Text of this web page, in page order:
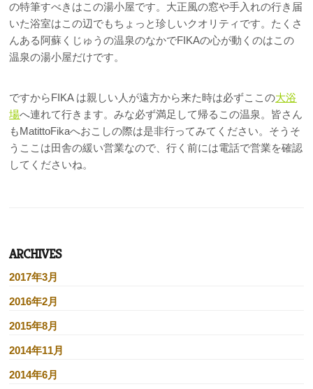
の特筆すべきはこの湯小屋です。大正風の窓や手入れの行き届
いた浴室はこの辺でもちょっと珍しいクオリティです。たくさ
んある阿蘇くじゅうの温泉のなかでFIKAの心が動くのはこの
温泉の湯小屋だけです。
ですからFIKA は親しい人が遠方から来た時は必ずここの大浴
場へ連れて行きます。みな必ず満足して帰るこの温泉。皆さん
もMatittoFikaへおこしの際は是非行ってみてください。そうそ
うここは田舎の緩い営業なので、行く前には電話で営業を確認
してくださいね。
ARCHIVES
2017年3月
2016年2月
2015年8月
2014年11月
2014年6月